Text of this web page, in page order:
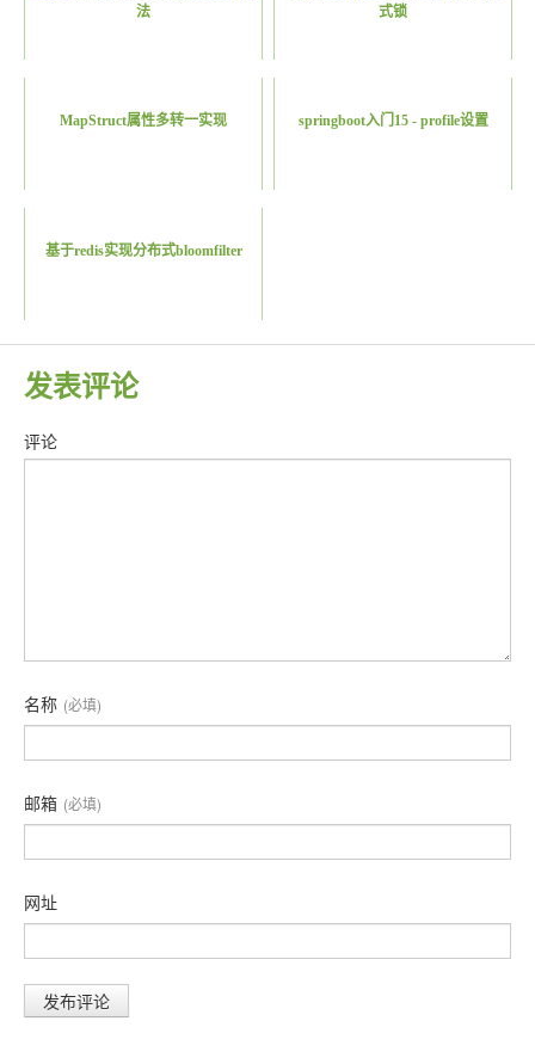
法
式锁
MapStruct属性多转一实现 springboot入门15 - profile设置
基于redis实现分布式bloomfilter
发表评论
评论
名称 (必填)
邮箱 (必填)
网址